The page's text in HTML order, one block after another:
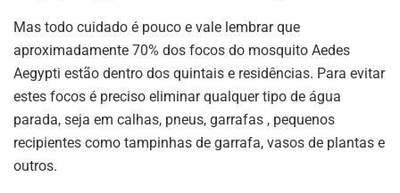
Mas todo cuidado é pouco e vale lembrar que
aproximadamente 70% dos focos do mosquito Aedes
Aegypti estão dentro dos quintais e residências. Para evitar
estes focos é preciso eliminar qualquer tipo de água
parada, seja em calhas, pneus, garrafas , pequenos
recipientes como tampinhas de garrafa, vasos de plantas e
outros.